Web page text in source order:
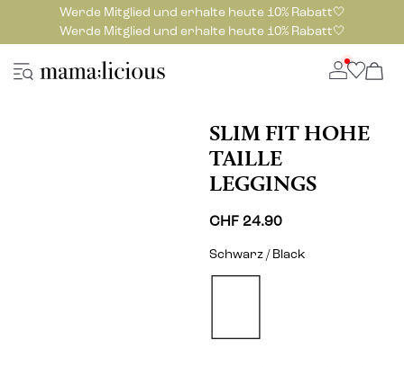
Werde Mitglied und erhalte heute 10% Rabatt🤍
Werde Mitglied und erhalte heute 10% Rabatt🤍
SLIM FIT HOHE
TAILLE
LEGGINGS
CHF 24.90
Schwarz / Black